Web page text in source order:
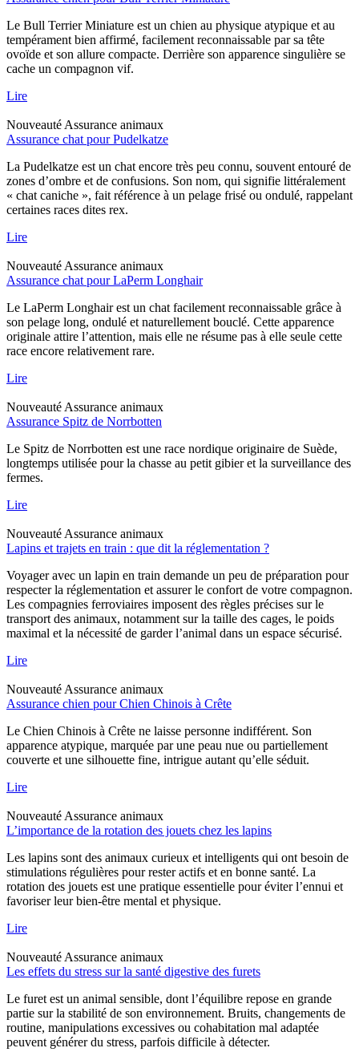
Le Bull Terrier Miniature est un chien au physique atypique et au
tempérament bien affirmé, facilement reconnaissable par sa tête
ovoïde et son allure compacte. Derrière son apparence singulière se
cache un compagnon vif.
Lire
Nouveauté Assurance animaux
Assurance chat pour Pudelkatze
La Pudelkatze est un chat encore très peu connu, souvent entouré de
zones d’ombre et de confusions. Son nom, qui signifie littéralement
« chat caniche », fait référence à un pelage frisé ou ondulé, rappelant
certaines races dites rex.
Lire
Nouveauté Assurance animaux
Assurance chat pour LaPerm Longhair
Le LaPerm Longhair est un chat facilement reconnaissable grâce à
son pelage long, ondulé et naturellement bouclé. Cette apparence
originale attire l’attention, mais elle ne résume pas à elle seule cette
race encore relativement rare.
Lire
Nouveauté Assurance animaux
Assurance Spitz de Norrbotten
Le Spitz de Norrbotten est une race nordique originaire de Suède,
longtemps utilisée pour la chasse au petit gibier et la surveillance des
fermes.
Lire
Nouveauté Assurance animaux
Lapins et trajets en train : que dit la réglementation ?
Voyager avec un lapin en train demande un peu de préparation pour
respecter la réglementation et assurer le confort de votre compagnon.
Les compagnies ferroviaires imposent des règles précises sur le
transport des animaux, notamment sur la taille des cages, le poids
maximal et la nécessité de garder l’animal dans un espace sécurisé.
Lire
Nouveauté Assurance animaux
Assurance chien pour Chien Chinois à Crête
Le Chien Chinois à Crête ne laisse personne indifférent. Son
apparence atypique, marquée par une peau nue ou partiellement
couverte et une silhouette fine, intrigue autant qu’elle séduit.
Lire
Nouveauté Assurance animaux
L’importance de la rotation des jouets chez les lapins
Les lapins sont des animaux curieux et intelligents qui ont besoin de
stimulations régulières pour rester actifs et en bonne santé. La
rotation des jouets est une pratique essentielle pour éviter l’ennui et
favoriser leur bien-être mental et physique.
Lire
Nouveauté Assurance animaux
Les effets du stress sur la santé digestive des furets
Le furet est un animal sensible, dont l’équilibre repose en grande
partie sur la stabilité de son environnement. Bruits, changements de
routine, manipulations excessives ou cohabitation mal adaptée
peuvent générer du stress, parfois difficile à détecter.